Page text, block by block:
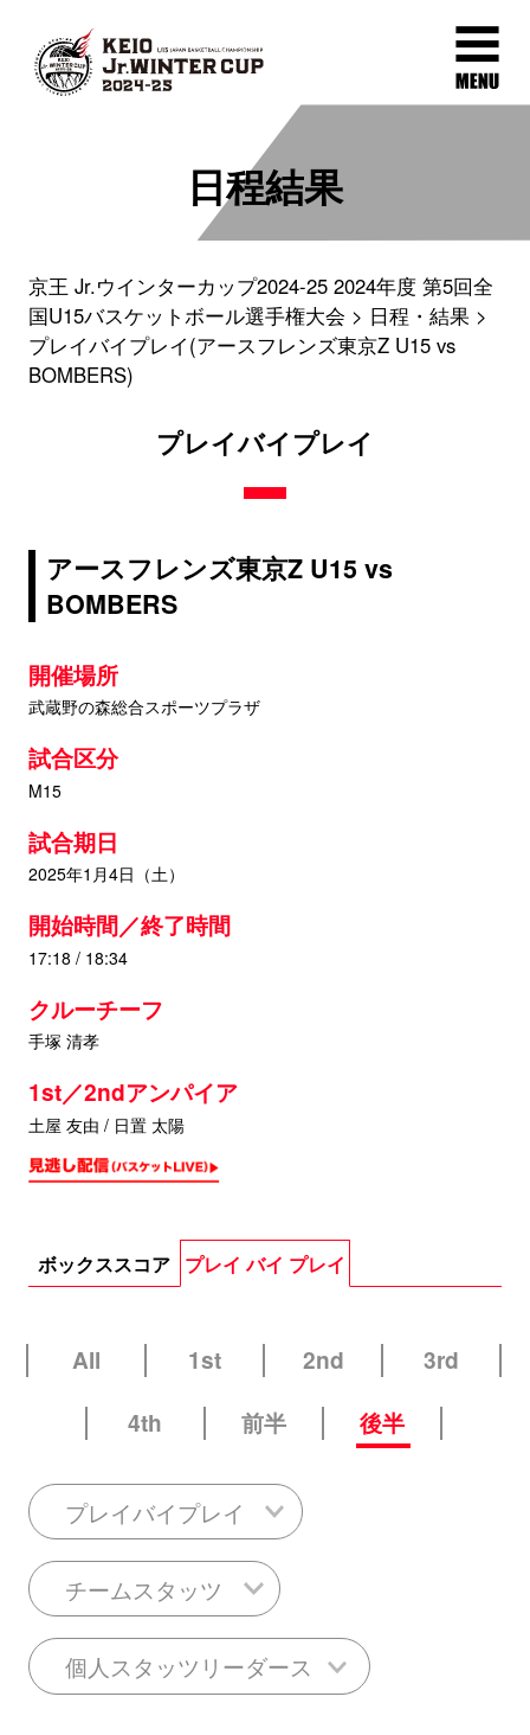
日程結果
京王 Jr.ウインターカップ2024-25 2024年度 第5回全
国U15バスケットボール選手権大会
日程・結果
プレイバイプレイ(アースフレンズ東京Z U15 vs
BOMBERS)
プレイバイプレイ
アースフレンズ東京Z U15 vs
BOMBERS
開催場所
武蔵野の森総合スポーツプラザ
試合区分
M15
試合期日
2025年1月4日（土）
開始時間／終了時間
17:18 / 18:34
クルーチーフ
手塚 清孝
1st／2ndアンパイア
土屋 友由 / 日置 太陽
ボックススコア プレイ バイ プレイ
All 1st 2nd
3rd
4th
前半 後半
プレイバイプレイ
チームスタッツ
個人スタッツリーダース